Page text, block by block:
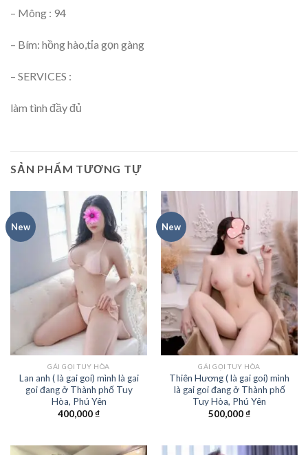
– Mông : 94
– Bím: hồng hào,tỉa gọn gàng
– SERVICES :
làm tình đầy đủ
SẢN PHẨM TƯƠNG TỰ
New
GÁI GỌI TUY HÒA
Lan anh ( là gai goi) mình là gai
goi đang ở Thành phố Tuy
Hòa, Phú Yên
400,000₫
New
GÁI GỌI TUY HÒA
Thiên Hương ( là gai goi) mình
là gai goi đang ở Thành phố
Tuy Hòa, Phú Yên
500,000₫